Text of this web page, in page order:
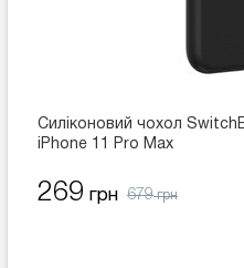
Силіконовий чохол
iPhone 11 Pro Max
269 грн 679грн